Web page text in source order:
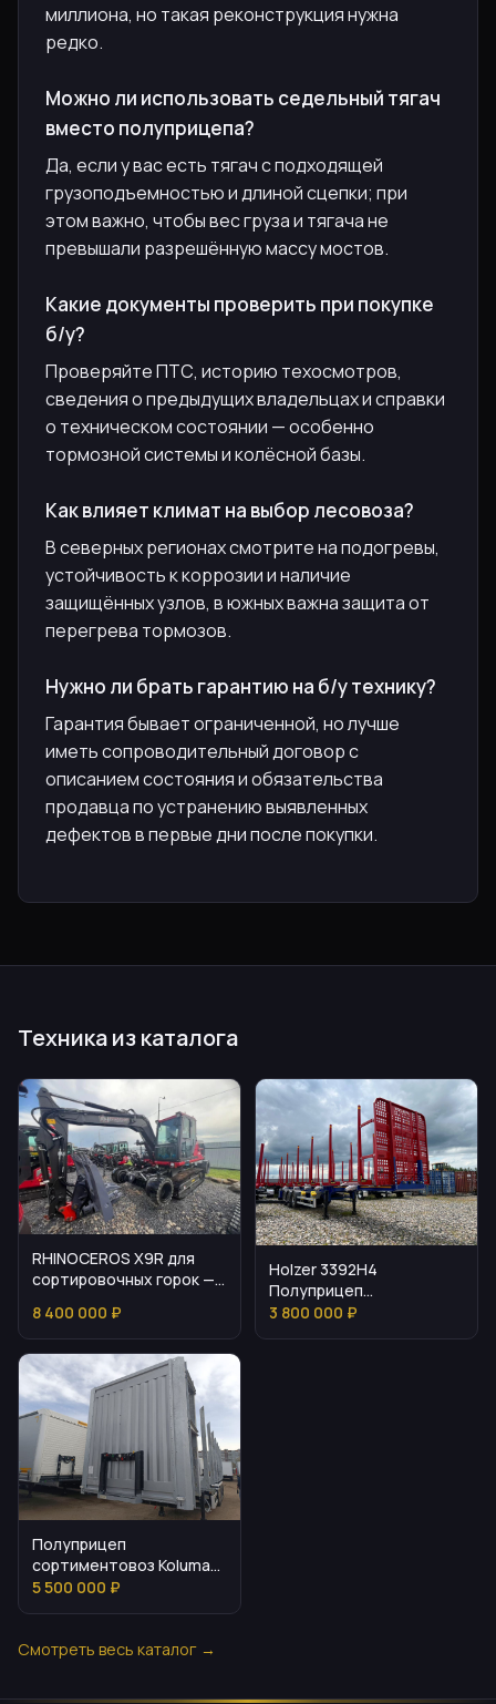
миллиона, но такая реконструкция нужна
редко.
Можно ли использовать седельный тягач
вместо полуприцепа?
Да, если у вас есть тягач с подходящей
грузоподъемностью и длиной сцепки; при
этом важно, чтобы вес груза и тягача не
превышали разрешённую массу мостов.
Какие документы проверить при покупке
б/у?
Проверяйте ПТС, историю техосмотров,
сведения о предыдущих владельцах и справки
о техническом состоянии — особенно
тормозной системы и колёсной базы.
Как влияет климат на выбор лесовоза?
В северных регионах смотрите на подогревы,
устойчивость к коррозии и наличие
защищённых узлов, в южных важна защита от
перегрева тормозов.
Нужно ли брать гарантию на б/у технику?
Гарантия бывает ограниченной, но лучше
иметь сопроводительный договор с
описанием состояния и обязательства
продавца по устранению выявленных
дефектов в первые дни после покупки.
Техника из каталога
RHINOCEROS X9R для
сортировочных горок —
применение
8 400 000 ₽
Holzer 3392H4
Полуприцеп
сортиментовоз
3 800 000 ₽
Полуприцеп
сортиментовоз Koluman
S — цена и параметры
5 500 000 ₽
Смотреть весь каталог →